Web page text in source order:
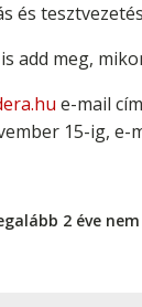
és
add meg,
e-mail
15-ig, e-
2 éve